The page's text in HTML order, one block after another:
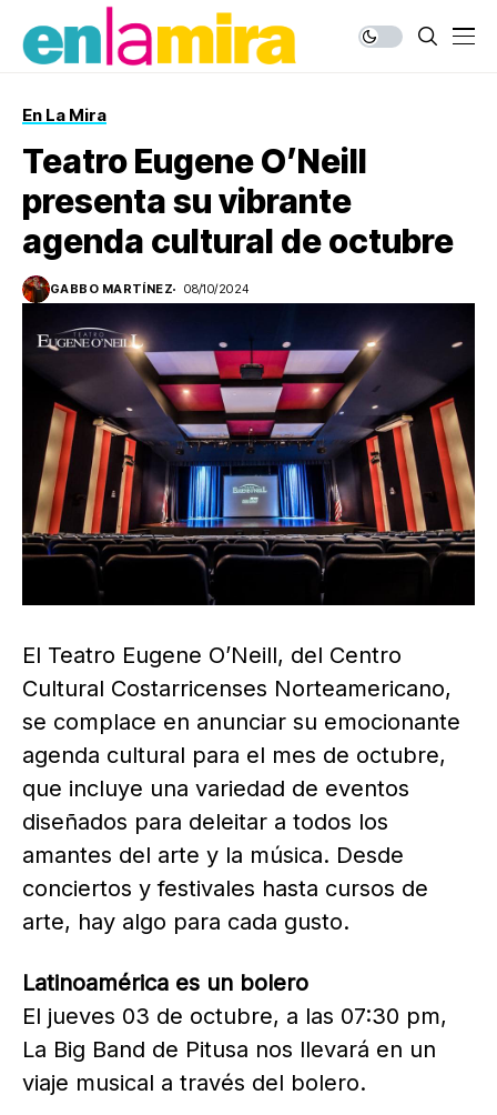
En La Mira
Teatro Eugene O’Neill
presenta su vibrante
agenda cultural de octubre
GABBO MARTÍNEZ 08/10/2024
El Teatro Eugene O’Neill, del Centro
Cultural Costarricenses Norteamericano,
se complace en anunciar su emocionante
agenda cultural para el mes de octubre,
que incluye una variedad de eventos
diseñados para deleitar a todos los
amantes del arte y la música. Desde
conciertos y festivales hasta cursos de
arte, hay algo para cada gusto.
Latinoamérica es un bolero
El jueves 03 de octubre, a las 07:30 pm,
La Big Band de Pitusa nos llevará en un
viaje musical a través del bolero.